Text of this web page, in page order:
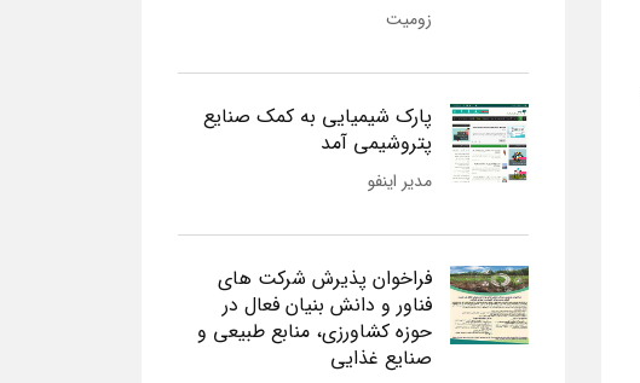
زومیت
پارک شیمیایی به کمک صنایع
پتروشیمی آمد
مدیر اینفو
فراخوان پذیرش شرکت های
فناور و دانش بنیان فعال در
حوزه کشاورزی، منابع طبیعی و
صنایع غذایی